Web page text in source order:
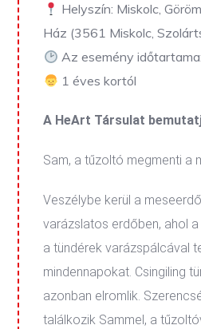
Helyszín: Miskolc,
Ház (3561 Miskolc,
Az esemény
1 éves kortól
A HeArt Társulat
Sam, a tűzoltó megmenti a
Veszélybe kerül a
varázslatos erdőben, ahol
a tündérek varázspálcával
mindennapokat. Csingiling
azonban elromlik.
találkozik Sammel, a